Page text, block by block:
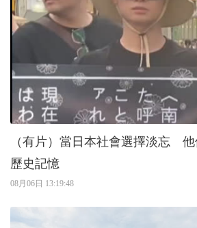
（有片）當日本社會選擇淡忘
歷史記憶
08月06日 13:19:48